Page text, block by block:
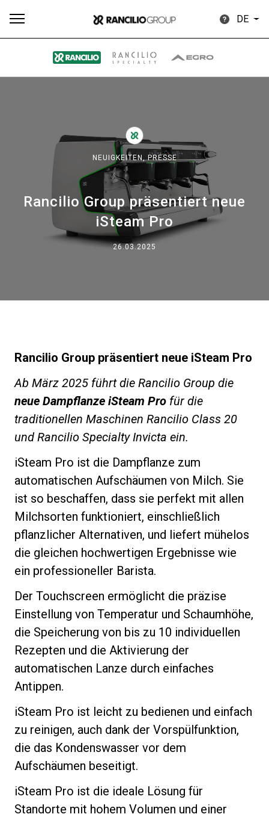
DE
NEUIGKEITEN, PRESSE
Rancilio Group präsentiert neue
iSteam Pro
26.03.2025
Rancilio Group präsentiert neue iSteam Pro
Ab März 2025 führt die Rancilio Group die
neue Dampflanze iSteam Pro für die
traditionellen Maschinen Rancilio Class 20
und Rancilio Specialty Invicta ein.
iSteam Pro ist die Dampflanze zum
automatischen Aufschäumen von Milch. Sie
ist so beschaffen, dass sie perfekt mit allen
Milchsorten funktioniert, einschließlich
pflanzlicher Alternativen, und liefert mühelos
die gleichen hochwertigen Ergebnisse wie
ein professioneller Barista.
Der Touchscreen ermöglicht die präzise
Einstellung von Temperatur und Schaumhöhe,
die Speicherung von bis zu 10 individuellen
Rezepten und die Aktivierung der
automatischen Lanze durch einfaches
Antippen.
iSteam Pro ist leicht zu bedienen und einfach
zu reinigen, auch dank der Vorspülfunktion,
die das Kondenswasser vor dem
Aufschäumen beseitigt.
iSteam Pro ist die ideale Lösung für
Standorte mit hohem Volumen und einer
Our brands
Nachhaltigkeit
Connect
Kontaktieren Sie uns
Datenschutzerklärung